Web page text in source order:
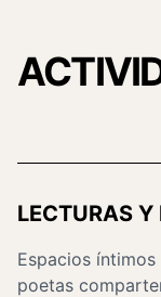
LECTURAS Y
Espacios
poetas